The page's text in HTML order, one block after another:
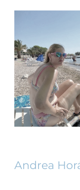
Andrea